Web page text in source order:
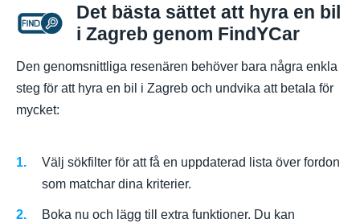
Det bästa sättet att hyra en bil
i Zagreb genom FindYCar
Den genomsnittliga resenären behöver bara några enkla
steg för att hyra en bil i Zagreb och undvika att betala för
mycket:
Välj sökfilter för att få en uppdaterad lista över fordon
som matchar dina kriterier.
Boka nu och lägg till extra funktioner. Du kan